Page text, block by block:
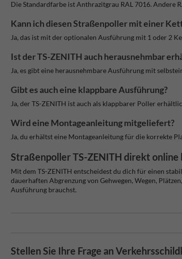
Die Standardfarbe ist Anthrazitgrau RAL 7016. Andere
Kann ich diesen Straßenpoller mit einer
Ja, das ist mit der optionalen Ausführung mit 1 oder 2
Ist der TS-ZENITH auch herausnehmbar
Ja, es gibt eine herausnehmbare Ausführung mit
Gibt es auch eine klappbare Ausführung?
Ja, der TS-ZENITH ist auch als klappbarer Poller
Wird eine Montageanleitung mitgeliefert?
Ja, du erhältst eine Montageanleitung für die korrekte
Straßenpoller TS-ZENITH direkt online
Mit dem TS-ZENITH entscheidest du dich für einen
dauerhaften Abgrenzung von Gehwegen, Wegen,
Ausführung brauchst.
Stellen Sie Ihre Frage an